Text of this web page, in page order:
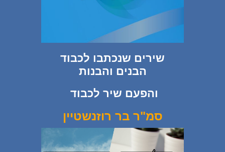
שירים שנכתבו לכבוד
הבנים והבנות
והפעם שיר לכבוד
סמ"ר בר רוזנשטיין